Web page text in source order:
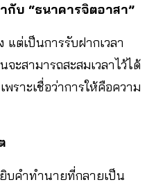
กับ “ธนาคารจิตอาสา”
ต่เป็นการรับฝากเวลา
ะสามารถสะสมเวลาไว้ได้
ราะเชื่อว่าการให้คือความ
บคำทำนายที่กลายเป็น